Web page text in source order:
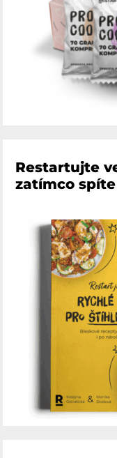
Restartujte
zatímco spíte